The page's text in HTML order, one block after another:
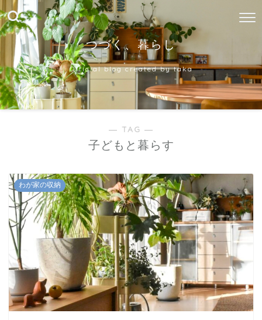
つづく、暮らし
Official blog created by taka
― TAG ―
子どもと暮らす
わが家の収納